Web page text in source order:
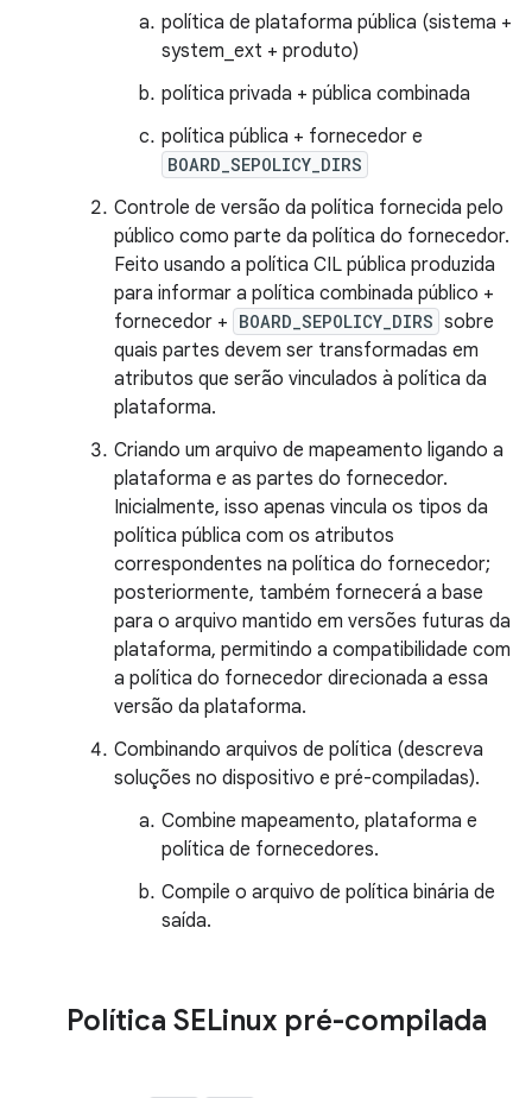
política de plataforma pública (sistema +
system_ext + produto)
política privada + pública combinada
política pública + fornecedor e
BOARD_SEPOLICY_DIRS
Controle de versão da política fornecida pelo
público como parte da política do fornecedor.
Feito usando a política CIL pública produzida
para informar a política combinada público +
fornecedor + BOARD_SEPOLICY_DIRS sobre
quais partes devem ser transformadas em
atributos que serão vinculados à política da
plataforma.
Criando um arquivo de mapeamento ligando a
plataforma e as partes do fornecedor.
Inicialmente, isso apenas vincula os tipos da
política pública com os atributos
correspondentes na política do fornecedor;
posteriormente, também fornecerá a base
para o arquivo mantido em versões futuras da
plataforma, permitindo a compatibilidade com
a política do fornecedor direcionada a essa
versão da plataforma.
Combinando arquivos de política (descreva
soluções no dispositivo e pré-compiladas).
Combine mapeamento, plataforma e
política de fornecedores.
Compile o arquivo de política binária de
saída.
Política SELinux pré-compilada